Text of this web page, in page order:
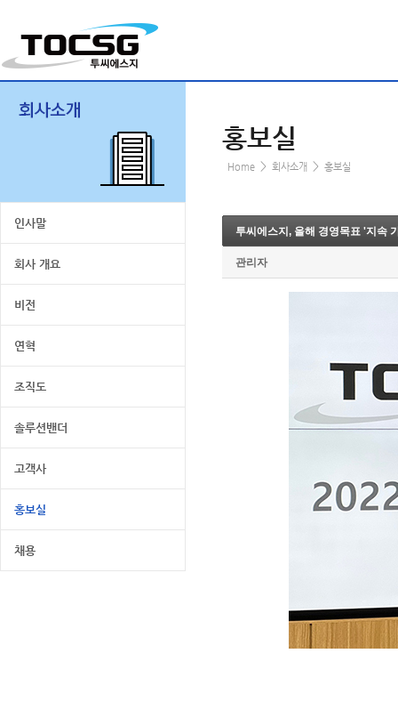
인사말
회사 개요
비전
연혁
조직도
솔루션밴더
고객사
홍보실
채용
홍보실
Home > 회사소개 > 홍보실
투씨에스지, 올해 경영목표 '지속
관리자